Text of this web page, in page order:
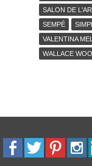
SALON DE
SEMPÉ
VALENTINA
WALLACE